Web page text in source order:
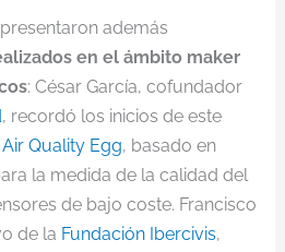
además
en el ámbito maker
: César García, cofundador
, recordó los inicios de este
Air Quality Egg, basado en
la medida de la calidad del
de bajo coste. Francisco
de la Fundación Ibercivis,